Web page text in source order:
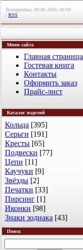
Воскресенье, 09.08.2026, 00:04
| RSS
Меню сайта
Главная страница
Гостевая книга
Контакты
Оформить заказ
Прайс-лист
Каталог изделий
Кольца [395]
Серьги [191]
Кресты [65]
Подвески [77]
Цепи [11]
Каучуки [9]
Звёзды [2]
Печатки [33]
Пирсинг [1]
Иконки [98]
Знаки зодиака [43]
Поиск